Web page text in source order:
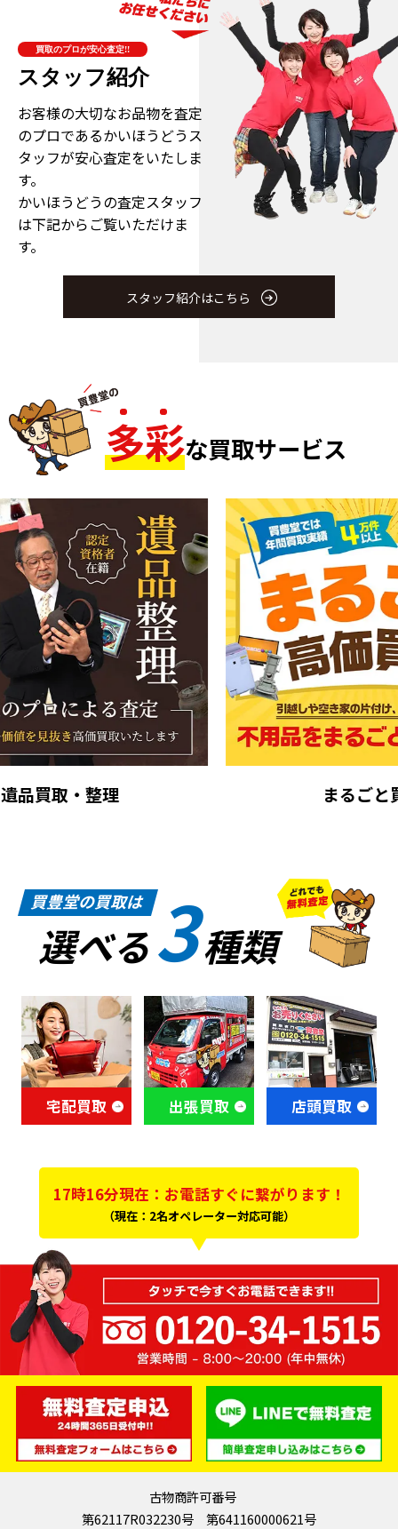
買取のプロが安心査定!!
スタッフ紹介
お客様の大切なお品物を査定
のプロであるかいほうどうス
タッフが安心査定をいたしま
す。
かいほうどうの査定スタッフ
は下記からご覧いただけま
す。
スタッフ紹介はこちら
多彩な買取サービス
買豊堂の買取は
選べる3種類
宅配買取 出張買取 店頭買取
17時16分現在：お電話すぐに繋がります！
（現在：2名オペレーター対応可能）
古物商許可番号
第62117R032230号 第641160000621号